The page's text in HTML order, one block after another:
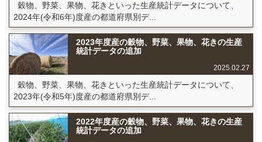
穀物、野菜、果物、花きといった生産統計データについて、
2024年(令和6年)度産の都道府県別デ...
2023年度産の穀物、野菜、果物、花きの生産
統計データの追加
2025.02.27
穀物、野菜、果物、花きといった生産統計データについて、
2023年(令和5年)度産の都道府県別デ...
2022年度産の穀物、野菜、果物、花きの生産
統計データの追加